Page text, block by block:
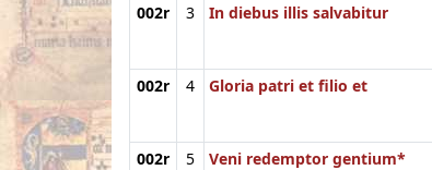
002r 3 In diebus illis salvabitur
002r 4 Gloria patri et filio et
002r 5 Veni redemptor gentium*